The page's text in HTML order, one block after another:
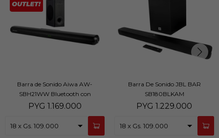
Barra de Sonido Aiwa AW-
SBH21WW Bluetooth con
Subwoofer Inalámbrico
PYG 1.169.000
Barra De Sonido JBL BAR
SB180BLKAM
PYG 1.229.000